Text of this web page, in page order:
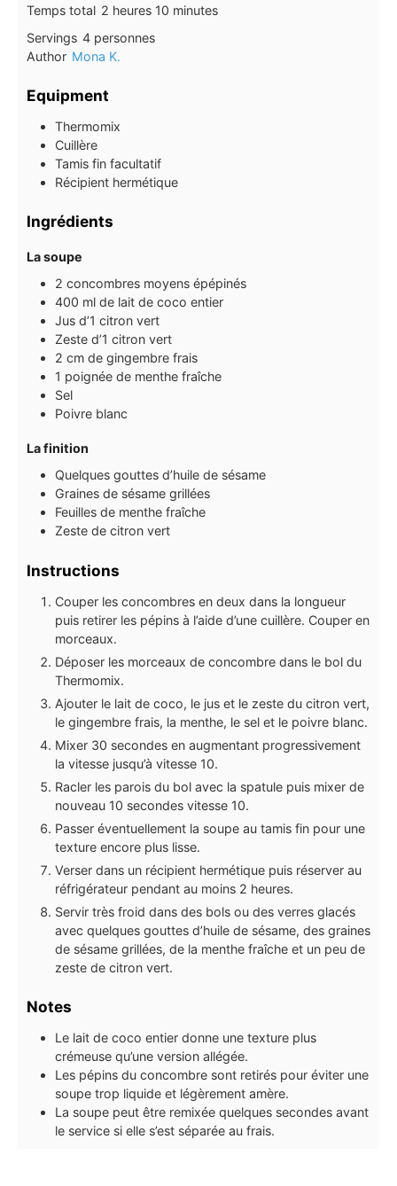
Temps total 2heures
heures 10minutes
minutes
Servings 4 personnes
Author Mona K.
Equipment
Thermomix
Cuillère
Tamis fin facultatif
Récipient hermétique
Ingrédients
La soupe
2 concombres moyens épépinés
400 ml de lait de coco entier
Jus d’1 citron vert
Zeste d’1 citron vert
2 cm de gingembre frais
1 poignée de menthe fraîche
Sel
Poivre blanc
La finition
Quelques gouttes d’huile de sésame
Graines de sésame grillées
Feuilles de menthe fraîche
Zeste de citron vert
Instructions
Couper les concombres en deux dans la longueur
puis retirer les pépins à l’aide d’une cuillère. Couper en
morceaux.
Déposer les morceaux de concombre dans le bol du
Thermomix.
Ajouter le lait de coco, le jus et le zeste du citron vert,
le gingembre frais, la menthe, le sel et le poivre blanc.
Mixer 30 secondes en augmentant progressivement
la vitesse jusqu’à vitesse 10.
Racler les parois du bol avec la spatule puis mixer de
nouveau 10 secondes vitesse 10.
Passer éventuellement la soupe au tamis fin pour une
texture encore plus lisse.
Verser dans un récipient hermétique puis réserver au
réfrigérateur pendant au moins 2 heures.
Servir très froid dans des bols ou des verres glacés
avec quelques gouttes d’huile de sésame, des graines
de sésame grillées, de la menthe fraîche et un peu de
zeste de citron vert.
Notes
Le lait de coco entier donne une texture plus
crémeuse qu’une version allégée.
Les pépins du concombre sont retirés pour éviter une
soupe trop liquide et légèrement amère.
La soupe peut être remixée quelques secondes avant
le service si elle s’est séparée au frais.